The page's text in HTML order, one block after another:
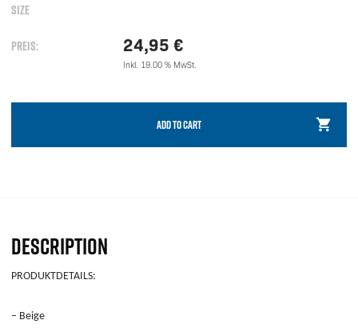
SIZE
PREIS: 24,95 €
Inkl. 19.00 % MwSt.
ADD TO CART
DESCRIPTION
PRODUKTDETAILS:
– Beige